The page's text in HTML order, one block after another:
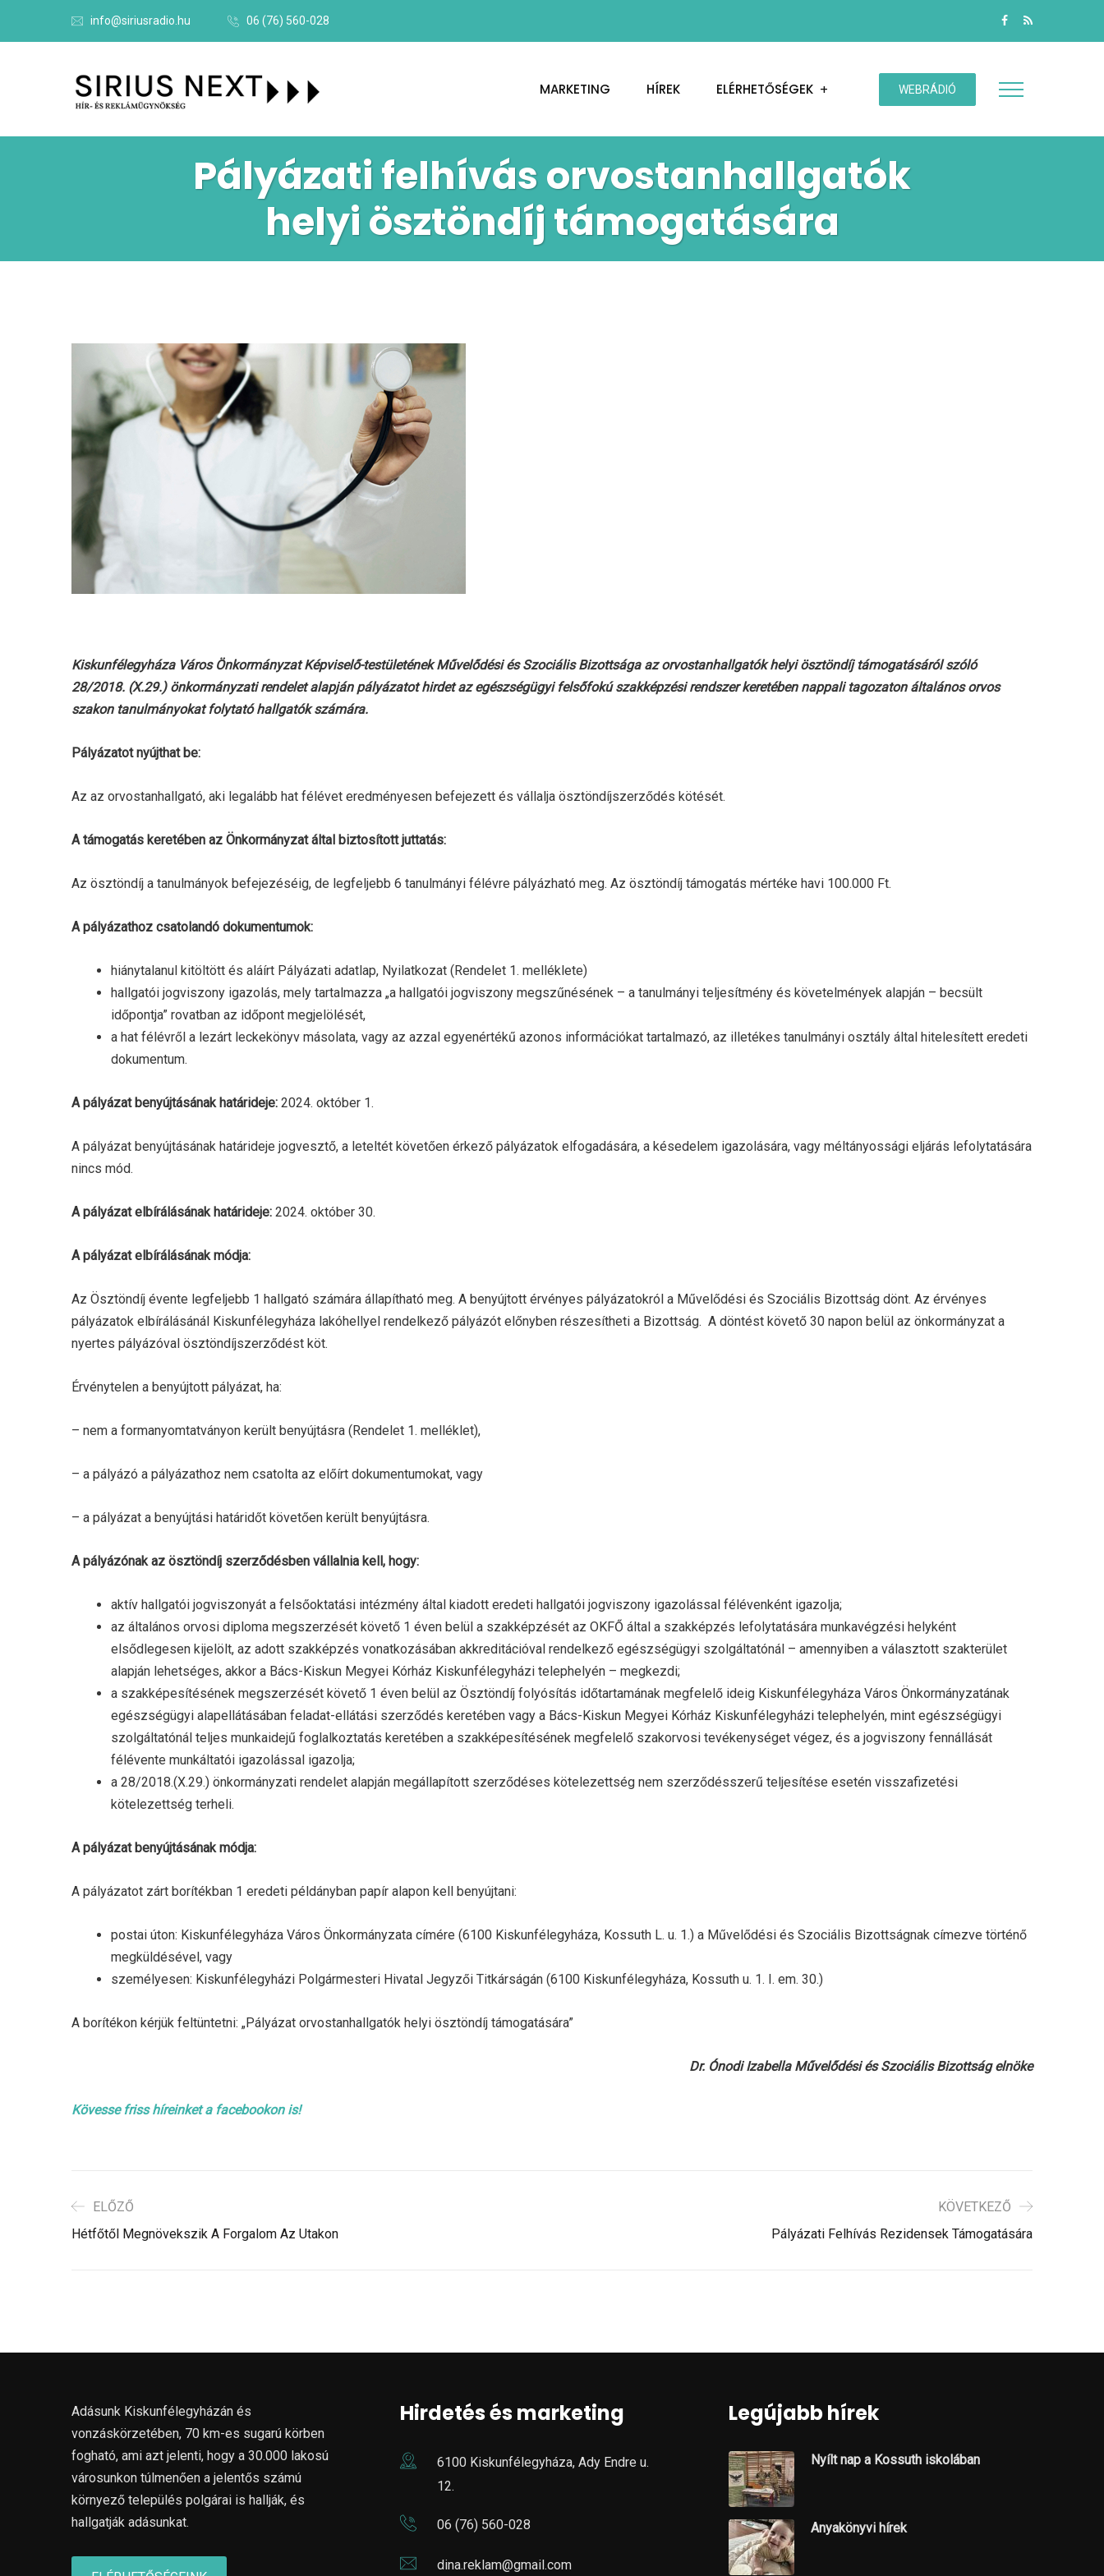
info@siriusradio.hu 06 (76) 560-028
MARKETING HÍREK ELÉRHETŐSÉGEK WEBRÁDIÓ
Pályázati felhívás orvostanhallgatók
helyi ösztöndíj támogatására
Kiskunfélegyháza Város Önkormányzat Képviselő-testületének Művelődési és Szociális Bizottsága az orvostanhallgatók helyi ösztöndíj támogatásáról szóló
28/2018. (X.29.) önkormányzati rendelet alapján pályázatot hirdet az egészségügyi felsőfokú szakképzési rendszer keretében nappali tagozaton általános orvos
szakon tanulmányokat folytató hallgatók számára.
Pályázatot nyújthat be:
Az az orvostanhallgató, aki legalább hat félévet eredményesen befejezett és vállalja ösztöndíjszerződés kötését.
A támogatás keretében az Önkormányzat által biztosított juttatás:
Az ösztöndíj a tanulmányok befejezéséig, de legfeljebb 6 tanulmányi félévre pályázható meg. Az ösztöndíj támogatás mértéke havi 100.000 Ft.
A pályázathoz csatolandó dokumentumok:
hiánytalanul kitöltött és aláírt Pályázati adatlap, Nyilatkozat (Rendelet 1. melléklete)
hallgatói jogviszony igazolás, mely tartalmazza „a hallgatói jogviszony megszűnésének – a tanulmányi teljesítmény és követelmények alapján – becsült
időpontja” rovatban az időpont megjelölését,
a hat félévről a lezárt leckekönyv másolata, vagy az azzal egyenértékű azonos információkat tartalmazó, az illetékes tanulmányi osztály által hitelesített eredeti
dokumentum.
A pályázat benyújtásának határideje: 2024. október 1.
A pályázat benyújtásának határideje jogvesztő, a leteltét követően érkező pályázatok elfogadására, a késedelem igazolására, vagy méltányossági eljárás lefolytatására
nincs mód.
A pályázat elbírálásának határideje: 2024. október 30.
A pályázat elbírálásának módja:
Az Ösztöndíj évente legfeljebb 1 hallgató számára állapítható meg. A benyújtott érvényes pályázatokról a Művelődési és Szociális Bizottság dönt. Az érvényes
pályázatok elbírálásánál Kiskunfélegyháza lakóhellyel rendelkező pályázót előnyben részesítheti a Bizottság. A döntést követő 30 napon belül az önkormányzat a
nyertes pályázóval ösztöndíjszerződést köt.
Érvénytelen a benyújtott pályázat, ha:
– nem a formanyomtatványon került benyújtásra (Rendelet 1. melléklet),
– a pályázó a pályázathoz nem csatolta az előírt dokumentumokat, vagy
– a pályázat a benyújtási határidőt követően került benyújtásra.
A pályázónak az ösztöndíj szerződésben vállalnia kell, hogy:
aktív hallgatói jogviszonyát a felsőoktatási intézmény által kiadott eredeti hallgatói jogviszony igazolással félévenként igazolja;
az általános orvosi diploma megszerzését követő 1 éven belül a szakképzését az OKFŐ által a szakképzés lefolytatására munkavégzési helyként
elsődlegesen kijelölt, az adott szakképzés vonatkozásában akkreditációval rendelkező egészségügyi szolgáltatónál – amennyiben a választott szakterület
alapján lehetséges, akkor a Bács-Kiskun Megyei Kórház Kiskunfélegyházi telephelyén – megkezdi;
a szakképesítésének megszerzését követő 1 éven belül az Ösztöndíj folyósítás időtartamának megfelelő ideig Kiskunfélegyháza Város Önkormányzatának
egészségügyi alapellátásában feladat-ellátási szerződés keretében vagy a Bács-Kiskun Megyei Kórház Kiskunfélegyházi telephelyén, mint egészségügyi
szolgáltatónál teljes munkaidejű foglalkoztatás keretében a szakképesítésének megfelelő szakorvosi tevékenységet végez, és a jogviszony fennállását
félévente munkáltatói igazolással igazolja;
a 28/2018.(X.29.) önkormányzati rendelet alapján megállapított szerződéses kötelezettség nem szerződésszerű teljesítése esetén visszafizetési
kötelezettség terheli.
A pályázat benyújtásának módja:
A pályázatot zárt borítékban 1 eredeti példányban papír alapon kell benyújtani:
postai úton: Kiskunfélegyháza Város Önkormányzata címére (6100 Kiskunfélegyháza, Kossuth L. u. 1.) a Művelődési és Szociális Bizottságnak címezve történő
megküldésével, vagy
személyesen: Kiskunfélegyházi Polgármesteri Hivatal Jegyzői Titkárságán (6100 Kiskunfélegyháza, Kossuth u. 1. I. em. 30.)
A borítékon kérjük feltüntetni: „Pályázat orvostanhallgatók helyi ösztöndíj támogatására”
Dr. Ónodi Izabella Művelődési és Szociális Bizottság elnöke
Kövesse friss híreinket a facebookon is!
ELŐZŐ
Hétfőtől Megnövekszik A Forgalom Az Utakon
KÖVETKEZŐ
Pályázati Felhívás Rezidensek Támogatására
Adásunk Kiskunfélegyházán és
vonzáskörzetében, 70 km-es sugarú körben
fogható, ami azt jelenti, hogy a 30.000 lakosú
városunkon túlmenően a jelentős számú
környező település polgárai is hallják, és
hallgatják adásunkat.
Hirdetés és marketing
6100 Kiskunfélegyháza, Ady Endre u.
12.
06 (76) 560-028
dina.reklam@gmail.com
Legújabb hírek
Nyílt nap a Kossuth iskolában
Anyakönyvi hírek